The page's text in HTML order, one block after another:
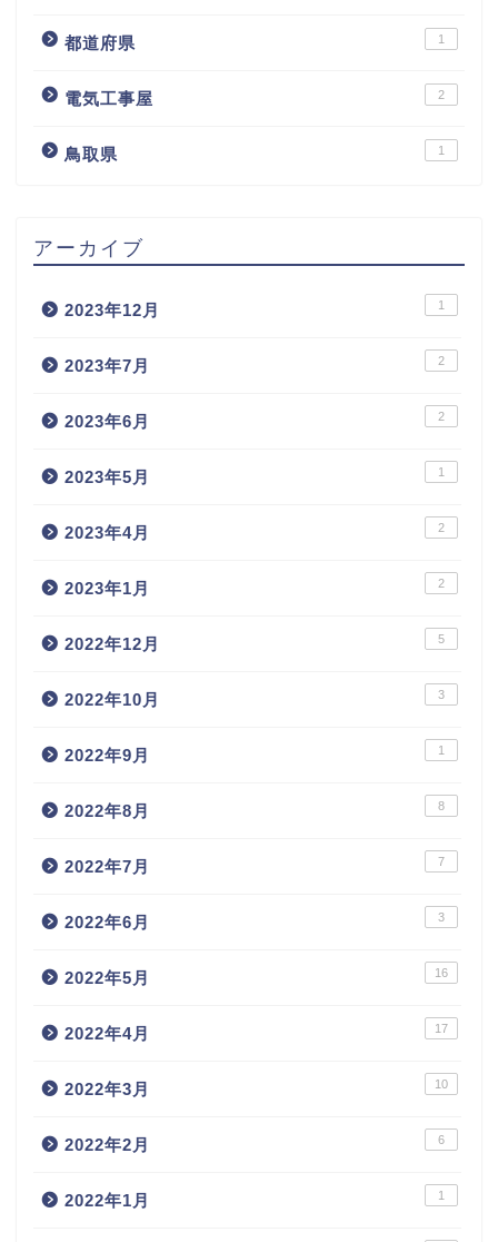
都道府県 1
電気工事屋 2
鳥取県 1
アーカイブ
2023年12月 1
2023年7月 2
2023年6月 2
2023年5月 1
2023年4月 2
2023年1月 2
2022年12月 5
2022年10月 3
2022年9月 1
2022年8月 8
2022年7月 7
2022年6月 3
2022年5月 16
2022年4月 17
2022年3月 10
2022年2月 6
2022年1月 1